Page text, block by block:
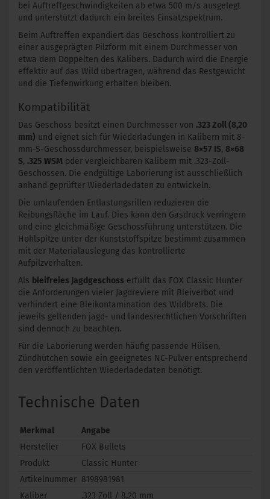
bei Auftreffgeschwindigkeiten ab etwa 500 m/s ausgelegt
und unterstützt dadurch ein breites Einsatzspektrum.
Beim Auftreffen expandiert das Geschoss kontrolliert zu
einer ausgeprägten Pilzform mit einem Durchmesser von
etwa dem Doppelten des Kalibers. Dadurch wird die Energie
effektiv auf das Wild übertragen, während das Restgewicht
und die Tiefenwirkung erhalten bleiben.
Kompatibilität
Das Geschoss besitzt einen Durchmesser von .323 Zoll (8,20
mm) und eignet sich für Wiederladungen in Kalibern mit 8-
mm-S-Geschossdurchmesser, beispielsweise 8×57 IS, 8×68
S, .325 WSM oder vergleichbaren Kalibern mit .323-Zoll-
Geschossen. Die endgültige Laborierung ist ausschließlich
anhand geprüfter Wiederladedaten zu entwickeln.
Die umlaufenden Entlastungsrillen reduzieren die
Reibungsfläche im Lauf. Dies kann den Gasdruck verringern
und eine gleichmäßige Geschossführung unterstützen. Die
Hohlspitze unter der Kunststoffspitze bestimmt zusammen
mit der Materialauslegung das kontrollierte
Aufpilzverhalten.
Als bleifreies Jagdgeschoss erfüllt das FOX Classic Hunter
die Anforderungen vieler Jagdreviere mit Bleiverbot und
verhindert eine Bleikontamination des Wildbrets. Die
jeweils geltenden jagd- und landesrechtlichen Vorschriften
sind dennoch zu beachten.
Für die Laborierung werden häufig passende Hülsen,
Zündhütchen sowie ein geeignetes NC-Pulver entsprechend
den veröffentlichten Wiederladedaten benötigt.
Technische Daten
Merkmal
Angabe
Hersteller
FOX Bullets
Produkt
Classic Hunter
Artikelnummer 8198981981
Kaliber
.323 Zoll / 8,20 mm